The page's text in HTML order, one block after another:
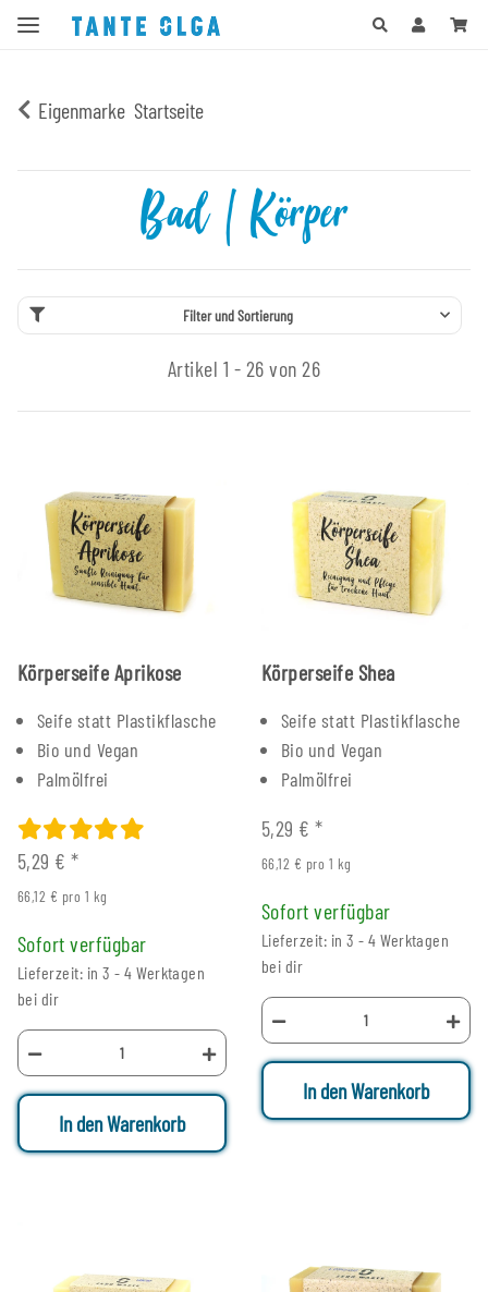
Eigenmarke Startseite
Bad | Körper
Filter und Sortierung
Artikel 1 - 26 von 26
Körperseife Aprikose
Seife statt Plastikflasche
Bio und Vegan
Palmölfrei
5,29 €*
66,12 € pro 1 kg
Sofort verfügbar
Lieferzeit: in 3 - 4 Werktagen
bei dir
In den Warenkorb
Körperseife Shea
Seife statt Plastikflasche
Bio und Vegan
Palmölfrei
5,29 €*
66,12 € pro 1 kg
Sofort verfügbar
Lieferzeit: in 3 - 4 Werktagen
bei dir
In den Warenkorb